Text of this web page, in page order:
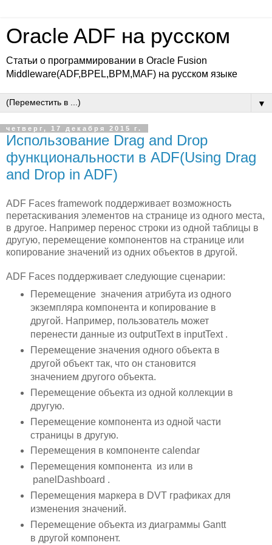
Oracle ADF на русском
Статьи о программировании в Oracle Fusion
Middleware(ADF,BPEL,BPM,MAF) на русском языке
▼
четверг, 17 декабря 2015 г.
Использование Drag and Drop
функциональности в ADF(Using Drag
and Drop in ADF)
ADF Faces framework поддерживает возможность
перетаскивания элементов на странице из одного места,
в другое. Например перенос строки из одной таблицы в
другую, перемещение компонентов на странице или
копирование значений из одних объектов в другой.
ADF Faces поддерживает следующие сценарии:
Перемещение значения атрибута из одного
экземпляра компонента и копирование в
другой. Например, пользователь может
перенести данные из outputText в inputText .
Перемещение значения одного объекта в
другой объект так, что он становится
значением другого объекта.
Перемещение объекта из одной коллекции в
другую.
Перемещение компонента из одной части
страницы в другую.
Перемещения в компоненте calendar
Перемещения компонента из или в
panelDashboard .
Перемещения маркера в DVT графиках для
изменения значений.
Перемещение объекта из диаграммы Gantt
в другой компонент.